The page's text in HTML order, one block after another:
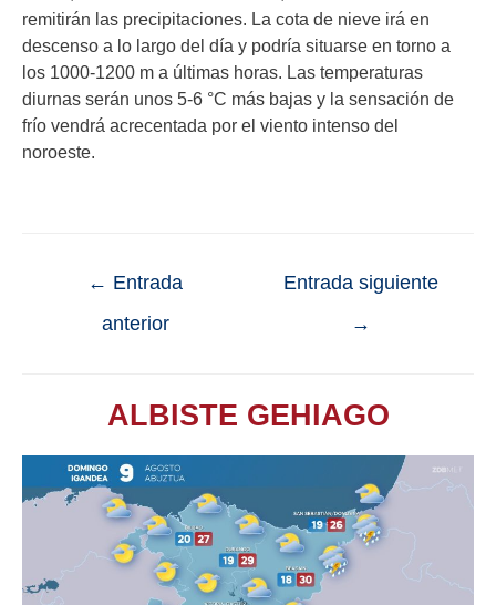
remitirán las precipitaciones. La cota de nieve irá en
descenso a lo largo del día y podría situarse en torno a
los 1000-1200 m a últimas horas. Las temperaturas
diurnas serán unos 5-6 °C más bajas y la sensación de
frío vendrá acrecentada por el viento intenso del
noroeste.
← Entrada
anterior
Entrada siguiente
→
ALBISTE GEHIAGO